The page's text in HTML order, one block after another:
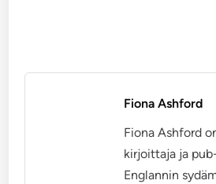
Fiona Ashford
Fiona Ashford
kirjoittaja ja
Englannin